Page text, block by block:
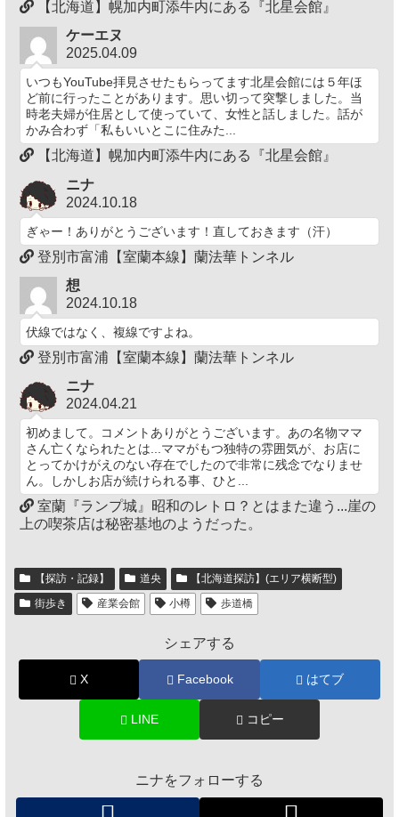
【北海道】幌加内町添牛内にある『北星会館』
ケーエヌ
2025.04.09
いつもYouTube拝見させたもらってます北星会館には５年ほ
ど前に行ったことがあります。思い切って突撃しました。当
時老夫婦が住居として使っていて、女性と話しました。話が
かみ合わず「私もいいとこに住みた...
【北海道】幌加内町添牛内にある『北星会館』
ニナ
2024.10.18
ぎゃー！ありがとうございます！直しておきます（汗）
登別市富浦【室蘭本線】蘭法華トンネル
想
2024.10.18
伏線ではなく、複線ですよね。
登別市富浦【室蘭本線】蘭法華トンネル
ニナ
2024.04.21
初めまして。コメントありがとうございます。あの名物ママ
さん亡くなられたとは...ママがもつ独特の雰囲気が、お店に
とってかけがえのない存在でしたので非常に残念でなりませ
ん。しかしお店が続けられる事、ひと...
室蘭『ランプ城』昭和のレトロ？とはまた違う...崖の
上の喫茶店は秘密基地のようだった。
【探訪・記録】 道央
【北海道探訪】(エリア横断型)
街歩き
産業会館 小樽 歩道橋
シェアする
X Facebook はてブ
LINE コピー
ニナをフォローする